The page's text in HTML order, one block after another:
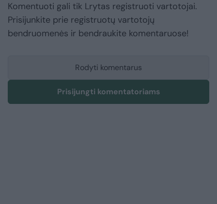
Komentuoti gali tik Lrytas registruoti vartotojai.
Prisijunkite prie registruotų vartotojų
bendruomenės ir bendraukite komentaruose!
Rodyti komentarus
Prisijungti komentatoriams